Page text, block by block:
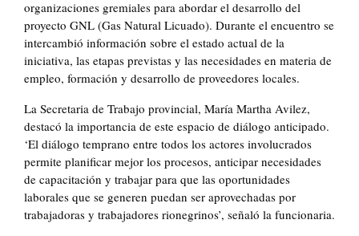
organizaciones gremiales para abordar el desarrollo del
proyecto GNL (Gas Natural Licuado). Durante el encuentro se
intercambió información sobre el estado actual de la
iniciativa, las etapas previstas y las necesidades en materia de
empleo, formación y desarrollo de proveedores locales.
La Secretaria de Trabajo provincial, María Martha Avilez,
destacó la importancia de este espacio de diálogo anticipado.
‘El diálogo temprano entre todos los actores involucrados
permite planificar mejor los procesos, anticipar necesidades
de capacitación y trabajar para que las oportunidades
laborales que se generen puedan ser aprovechadas por
trabajadoras y trabajadores rionegrinos’, señaló la funcionaria.